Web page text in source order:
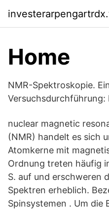
Home
NMR-Spektroskopie.
Versuchsdurchführung:
nuclear magnetic
(NMR) handelt es sich
Atomkerne mit
Ordnung treten häufig
S. auf und erschweren
Spektren erheblich.
Spinsystemen . Um die